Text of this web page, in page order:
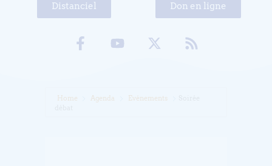
Distanciel Don en ligne
Home Agenda Evénements